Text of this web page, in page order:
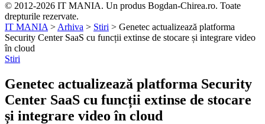
© 2012-2026 IT MANIA. Un produs Bogdan-Chirea.ro. Toate
drepturile rezervate.
IT MANIA > Arhiva > Stiri > Genetec actualizează platforma
Security Center SaaS cu funcții extinse de stocare și integrare video
în cloud
Stiri
Genetec actualizează platforma Security
Center SaaS cu funcții extinse de stocare
și integrare video în cloud